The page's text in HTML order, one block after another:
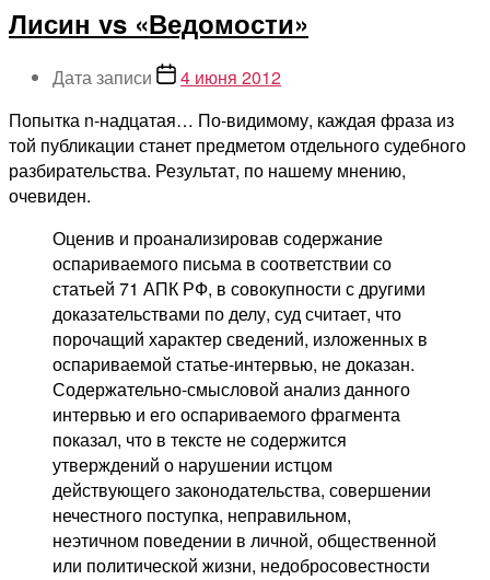
Лисин vs «Ведомости»
Дата записи
4 июня 2012
Попытка n-надцатая… По-видимому, каждая фраза из
той публикации станет предметом отдельного судебного
разбирательства. Результат, по нашему мнению,
очевиден.
Оценив и проанализировав содержание
оспариваемого письма в соответствии со
статьей 71 АПК РФ, в совокупности с другими
доказательствами по делу, суд считает, что
порочащий характер сведений, изложенных в
оспариваемой статье-интервью, не доказан.
Содержательно-смысловой анализ данного
интервью и его оспариваемого фрагмента
показал, что в тексте не содержится
утверждений о нарушении истцом
действующего законодательства, совершении
нечестного поступка, неправильном,
неэтичном поведении в личной, общественной
или политической жизни, недобросовестности